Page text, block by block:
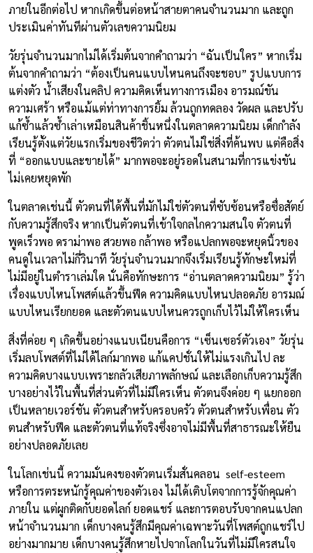
ภายในอีกต่อไป หากเกิดขึ้นต่อหน้าสายตาคนจำนวนมาก และถูก
ประเมินค่าทันทีผ่านตัวเลขความนิยม
วัยรุ่นจำนวนมากไม่ได้เริ่มต้นจากคำถามว่า “ฉันเป็นใคร” หากเริ่ม
ต้นจากคำถามว่า “ต้องเป็นคนแบบไหนคนถึงจะชอบ” รูปแบบการ
แต่งตัว น้ำเสียงในคลิป ความคิดเห็นทางการเมือง อารมณ์ขัน
ความเศร้า หรือแม้แต่ท่าทางการยิ้ม ล้วนถูกทดลอง วัดผล และปรับ
แก้ซ้ำแล้วซ้ำเล่าเหมือนสินค้าชิ้นหนึ่งในตลาดความนิยม เด็กกำลัง
เรียนรู้ตั้งแต่วัยแรกเริ่มของชีวิตว่า ตัวตนไม่ใช่สิ่งที่ค้นพบ แต่คือสิ่ง
ที่ “ออกแบบและขายได้” มากพอจะอยู่รอดในสนามที่การแข่งขัน
ไม่เคยหยุดพัก
ในตลาดเช่นนี้ ตัวตนที่ได้พื้นที่มักไม่ใช่ตัวตนที่ซับซ้อนหรือซื่อสัตย์
กับความรู้สึกจริง หากเป็นตัวตนที่เข้าใจกลไกความสนใจ ตัวตนที่
พูดเร็วพอ ดราม่าพอ สวยพอ กล้าพอ หรือแปลกพอจะหยุดนิ้วของ
คนดูในเวลาไม่กี่วินาที วัยรุ่นจำนวนมากจึงเริ่มเรียนรู้ทักษะใหม่ที่
ไม่มีอยู่ในตำราเล่มใด นั่นคือทักษะการ “อ่านตลาดความนิยม” รู้ว่า
เรื่องแบบไหนโพสต์แล้วขึ้นฟีด ความคิดแบบไหนปลอดภัย อารมณ์
แบบไหนเรียกยอด และตัวตนแบบไหนควรถูกเก็บไว้ไม่ให้ใครเห็น
สิ่งที่ค่อย ๆ เกิดขึ้นอย่างแนบเนียนคือการ “เซ็นเซอร์ตัวเอง” วัยรุ่น
เริ่มลบโพสต์ที่ไม่ได้ไลก์มากพอ แก้แคปชั่นให้ไม่แรงเกินไป ละ
ความคิดบางแบบเพราะกลัวเสียภาพลักษณ์ และเลือกเก็บความรู้สึก
บางอย่างไว้ในพื้นที่ส่วนตัวที่ไม่มีใครเห็น ตัวตนจึงค่อย ๆ แยกออก
เป็นหลายเวอร์ชัน ตัวตนสำหรับครอบครัว ตัวตนสำหรับเพื่อน ตัว
ตนสำหรับฟีด และตัวตนที่แท้จริงซึ่งอาจไม่มีพื้นที่สาธารณะให้ยืน
อย่างปลอดภัยเลย
ในโลกเช่นนี้ ความมั่นคงของตัวตนเริ่มสั่นคลอน self-esteem
หรือการตระหนักรู้คุณค่าของตัวเอง ไม่ได้เติบโตจากการรู้จักคุณค่า
ภายใน แต่ผูกติดกับยอดไลก์ ยอดแชร์ และการตอบรับจากคนแปลก
หน้าจำนวนมาก เด็กบางคนรู้สึกมีคุณค่าเฉพาะวันที่โพสต์ถูกแชร์ไป
อย่างมากมาย เด็กบางคนรู้สึกหายไปจากโลกในวันที่ไม่มีใครสนใจ